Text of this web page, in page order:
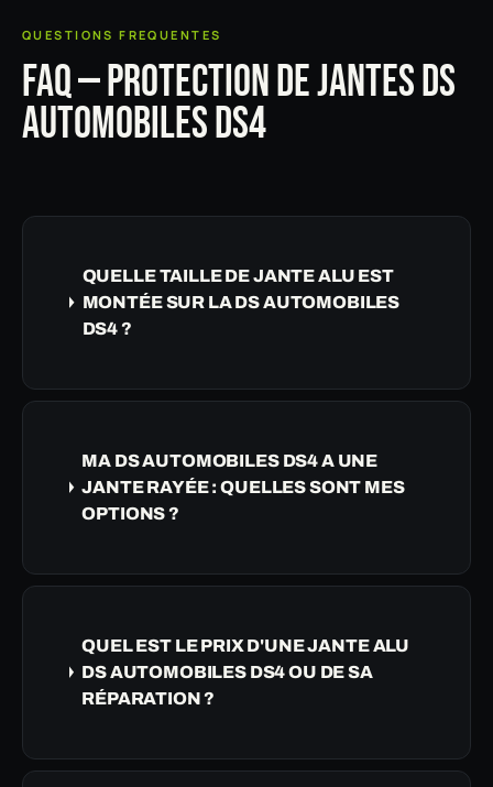
QUESTIONS FREQUENTES
FAQ — PROTECTION DE JANTES DS
AUTOMOBILES DS4
QUELLE TAILLE DE JANTE ALU EST
MONTÉE SUR LA DS AUTOMOBILES
DS4 ?
MA DS AUTOMOBILES DS4 A UNE
JANTE RAYÉE : QUELLES SONT MES
OPTIONS ?
QUEL EST LE PRIX D'UNE JANTE ALU
DS AUTOMOBILES DS4 OU DE SA
RÉPARATION ?